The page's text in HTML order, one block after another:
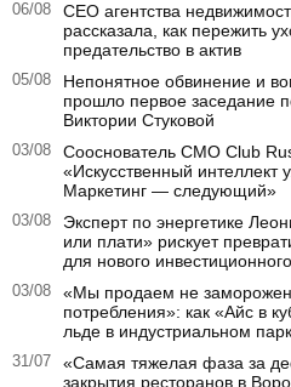
06/08
CEO агентства
рассказала, как пережить
предательство в актив
05/08
Непонятное обвинение и
прошло первое заседание
Виктории Стуковой
03/08
Сооснователь CMO Club
«Искусственный интеллект
Маркетинг — следующий»
03/08
Эксперт по энергетике
или плати» рискует
для нового
03/08
«Мы продаем не
потребления»: как «Айс в
льде в индустриальном
31/07
«Самая тяжелая фаза за
закрытия ресторанов в